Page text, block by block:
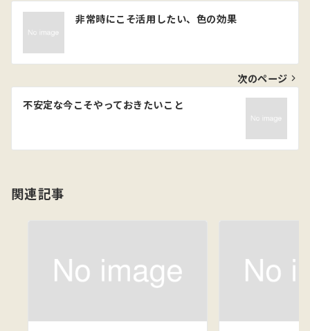
投
ナ
ビ
ゲ
シ
ン
非常時にこそ活用したい、色の効果
次のページ
不安定な今こそやっておきたいこと
関連記事